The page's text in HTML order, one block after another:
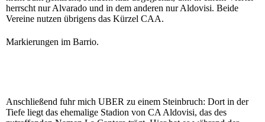
herrscht nur Alvarado und in dem anderen nur Aldovisi. Beide
Vereine nutzen übrigens das Kürzel CAA.
Markierungen im Barrio.
Anschließend fuhr mich UBER zu einem Steinbruch: Dort in der
Tiefe liegt das ehemalige Stadion von CA Aldovisi, das des